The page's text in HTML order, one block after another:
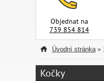
Objednat na
739 854 814
Úvodní stránka »
Kočky